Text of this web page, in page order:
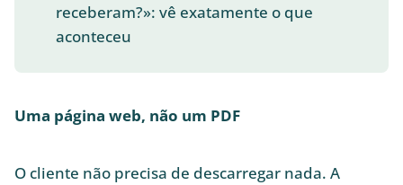
receberam?»: vê exatamente o que
aconteceu
Uma página web, não um PDF
O cliente não precisa de descarregar nada. A